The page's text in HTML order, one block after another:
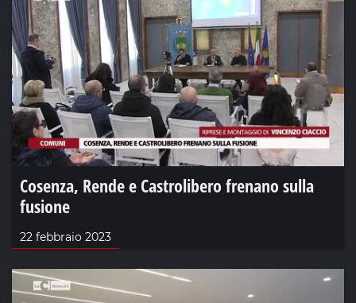
Cosenza, Rende e Castrolibero frenano sulla
fusione
22 febbraio 2023